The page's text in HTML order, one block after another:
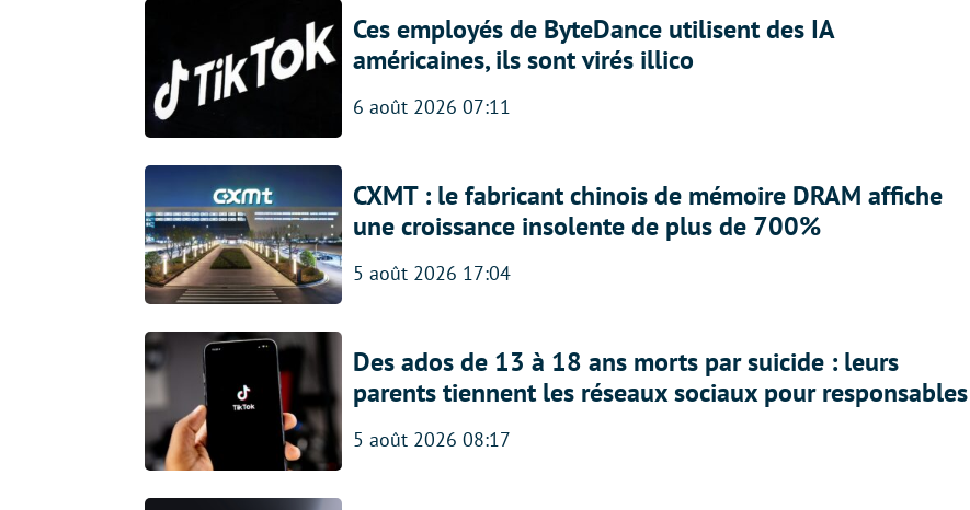
Ces employés de ByteDance utilisent des IA
américaines, ils sont virés illico
6 août 2026 07:11
CXMT : le fabricant chinois de mémoire DRAM affiche
une croissance insolente de plus de 700%
5 août 2026 17:04
Des ados de 13 à 18 ans morts par suicide : leurs
parents tiennent les réseaux sociaux pour responsables
5 août 2026 08:17